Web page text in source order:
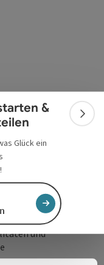
&
Glück ein
und